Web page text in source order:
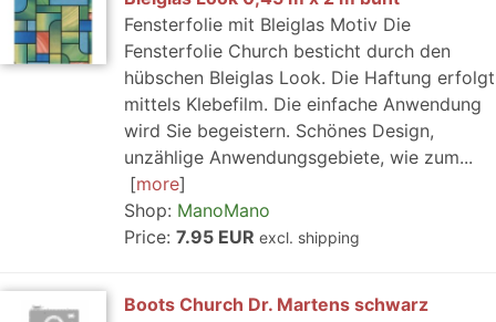
Fensterfolie mit Bleiglas Motiv Die
Fensterfolie Church besticht durch den
hübschen Bleiglas Look. Die Haftung erfolgt
mittels Klebefilm. Die einfache Anwendung
wird Sie begeistern. Schönes Design,
unzählige Anwendungsgebiete, wie zum...
more
Shop: ManoMano
Price: 7.95 EUR excl. shipping
Boots Church Dr. Martens schwarz